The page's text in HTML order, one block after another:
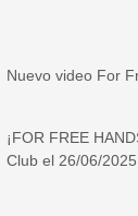
Nuevo video For
¡FOR FREE
Club el 26/06/